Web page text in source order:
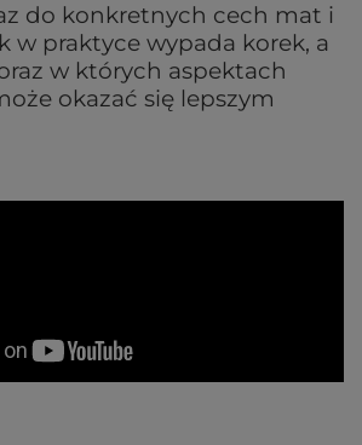
do konkretnych cech mat i
w praktyce wypada korek, a
w których aspektach
okazać się lepszym